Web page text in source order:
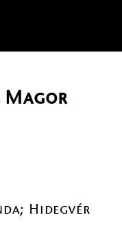
Hidegvér